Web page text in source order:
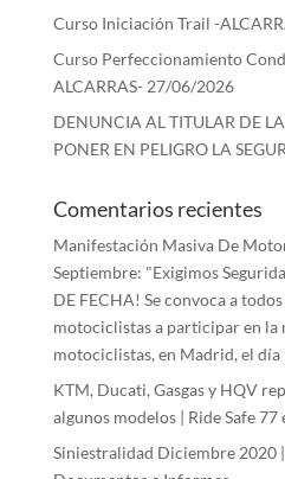
Curso Iniciación Trail -
Curso Perfeccionamiento
ALCARRAS- 27/06/2026
DENUNCIA AL TITULAR DE
PONER EN PELIGRO LA
Comentarios recientes
Manifestación Masiva De
Septiembre: "Exigimos
DE FECHA! Se convoca a
motociclistas a participar en la
motociclistas, en Madrid, el
KTM, Ducati, Gasgas y HQV
algunos modelos | Ride Safe 77
Siniestralidad Diciembre 2020